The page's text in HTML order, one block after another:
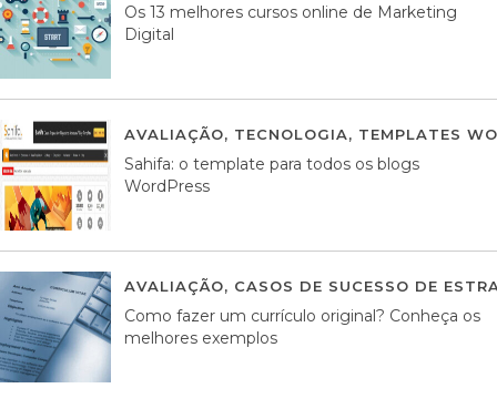
Os 13 melhores cursos online de Marketing
Digital
AVALIAÇÃO, TECNOLOGIA, TEMPLATES
Sahifa: o template para todos os blogs
WordPress
AVALIAÇÃO, CASOS DE SUCESSO DE
Como fazer um currículo original? Conheça os
melhores exemplos